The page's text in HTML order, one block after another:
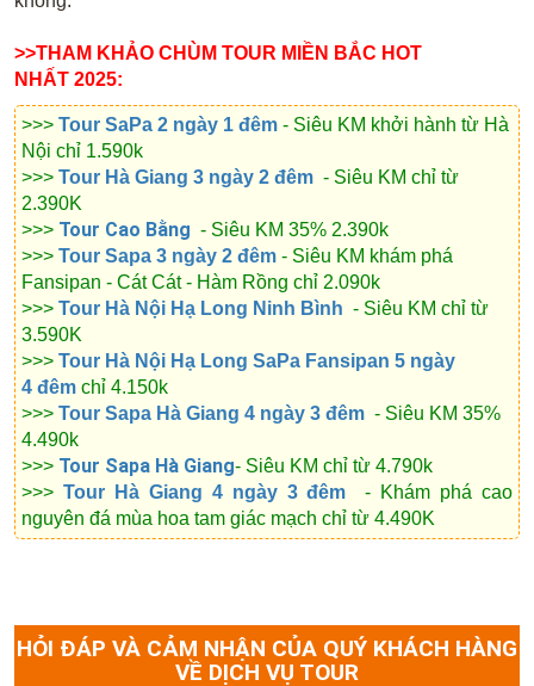
>>THAM KHẢO CHÙM TOUR MIỀN BẮC HOT
NHẤT 2025:
>>>Tour SaPa 2 ngày 1 đêm - Siêu KM khởi hành từ Hà
Nội chỉ 1.590k
>>>Tour Hà Giang 3 ngày 2 đêm - Siêu KM chỉ từ
2.390K
>>> Tour Cao Bằng - Siêu KM 35% 2.390k
>>>Tour Sapa 3 ngày 2 đêm - Siêu KM khám phá
Fansipan - Cát Cát - Hàm Rồng chỉ 2.090k
>>>Tour Hà Nội Hạ Long Ninh Bình - Siêu KM chỉ từ
3.590K
>>>Tour Hà Nội Hạ Long SaPa Fansipan 5 ngày
4 đêm chỉ 4.150k
>>>Tour Sapa Hà Giang 4 ngày 3 đêm - Siêu KM 35%
4.490k
>>> Tour Sapa Hà Giang- Siêu KM chỉ từ 4.790k
>>>Tour Hà Giang 4 ngày 3 đêm
- Khám phá cao
nguyên đá mùa hoa tam giác mạch chỉ từ 4.490K
HỎI ĐÁP VÀ CẢM NHẬN CỦA QUÝ KHÁCH HÀNG
VỀ DỊCH VỤ TOUR